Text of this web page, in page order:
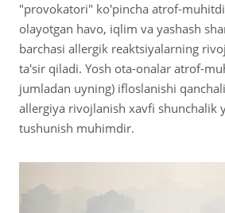
"provokatori" ko'pincha atrof-
olayotgan havo, iqlim va yashash
barchasi allergik reaktsiyalarning
ta'sir qiladi. Yosh ota-onalar atrof-
jumladan uyning) ifloslanishi
allergiya rivojlanish xavfi shunchalik
tushunish muhimdir.